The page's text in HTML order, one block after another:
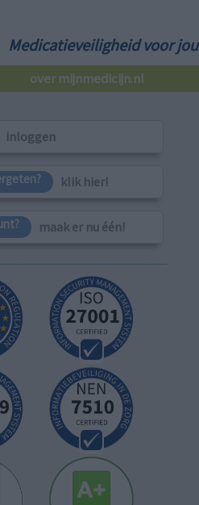
Medicatieveiligheid voor jou
over mijnmedicijn.nl
inloggen
klik hier!
maak er nu één!